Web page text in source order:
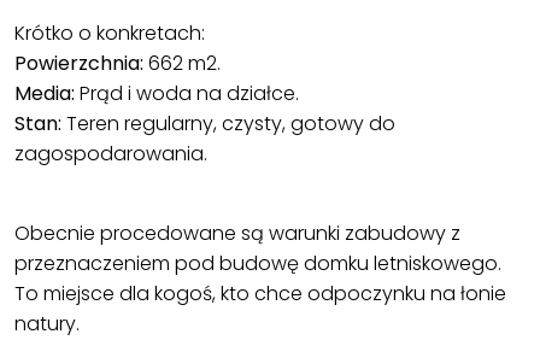
Krótko o konkretach:
Powierzchnia: 662 m2.
Media: Prąd i woda na działce.
Stan: Teren regularny, czysty, gotowy do
zagospodarowania.
Obecnie procedowane są warunki zabudowy z
przeznaczeniem pod budowę domku letniskowego.
To miejsce dla kogoś, kto chce odpoczynku na łonie
natury.